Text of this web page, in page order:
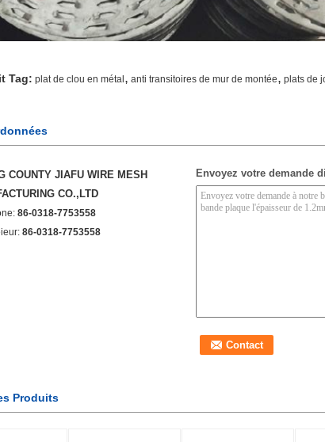
Tag: plat de clou en métal , anti transitoires de mur de montée, plats de
COUNTY JIAFU WIRE MESH
CO.,LTD
86-0318-7753558
86-0318-7753558
Envoyez votre demande
Produits